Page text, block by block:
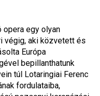
opera egy olyan
végig, aki közvetett és
Európa
bepillanthatunk
túl Lotaringiai Ferenc
fordulataiba,